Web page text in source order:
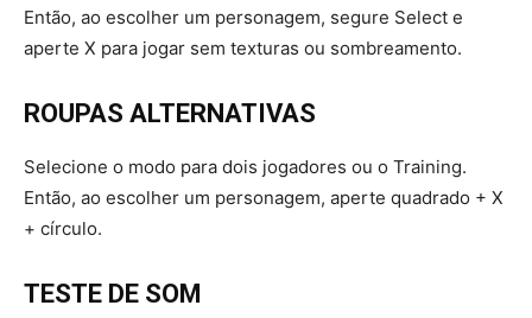
Então, ao escolher um personagem, segure Select e
aperte X para jogar sem texturas ou sombreamento.
ROUPAS ALTERNATIVAS
Selecione o modo para dois jogadores ou o Training.
Então, ao escolher um personagem, aperte quadrado + X
+ círculo.
TESTE DE SOM